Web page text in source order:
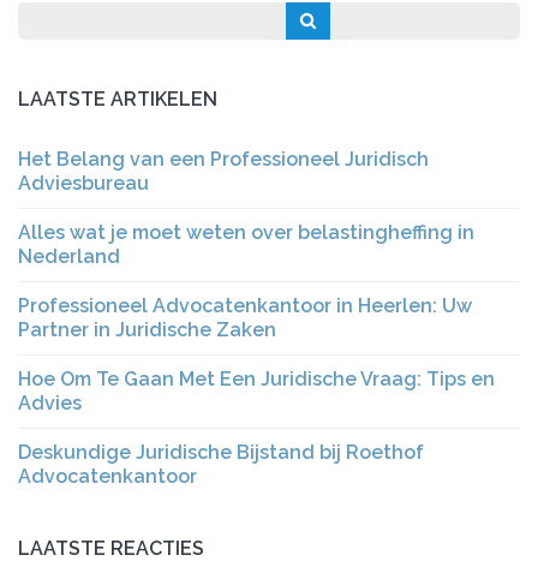
LAATSTE ARTIKELEN
Het Belang van een Professioneel Juridisch
Adviesbureau
Alles wat je moet weten over belastingheffing in
Nederland
Professioneel Advocatenkantoor in Heerlen: Uw
Partner in Juridische Zaken
Hoe Om Te Gaan Met Een Juridische Vraag: Tips en
Advies
Deskundige Juridische Bijstand bij Roethof
Advocatenkantoor
LAATSTE REACTIES